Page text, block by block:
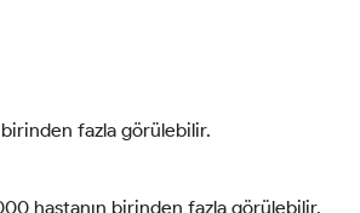
fazla görülebilir.
hastanın birinden fazla görülebilir.